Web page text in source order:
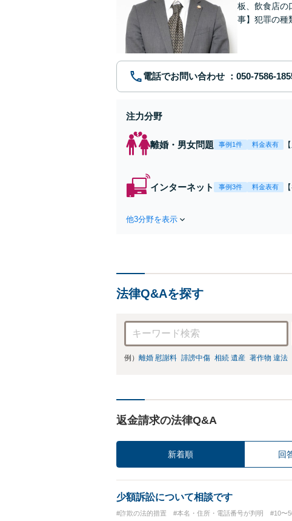
板、飲食店の
事】犯罪の種
電話でお問い合わせ
注力分野
離婚・男女問題 事例1件 料金表有
インターネット 事例3件 料金表有
他3分野を表示
法律Q&Aを探す
例） 離婚 慰謝料 誹謗中傷 相続 遺産 著作物 違法
返金請求の法律Q&A
新着順 回
少額訴訟について相談です
#詐欺の法的措置 #本名・住所・電話番号が判明 #10〜